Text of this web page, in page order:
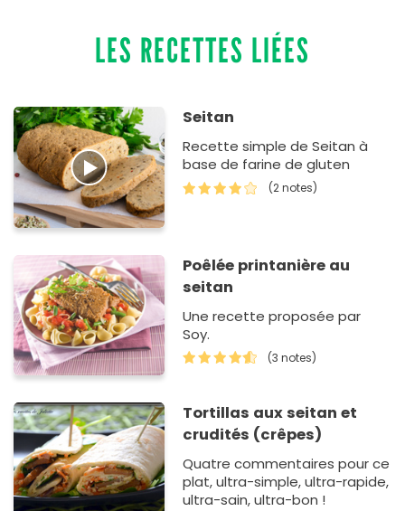
LES RECETTES LIÉES
Seitan
Recette simple de Seitan à
base de farine de gluten
(2 notes)
Poêlée printanière au
seitan
Une recette proposée par
Soy.
(3 notes)
Tortillas aux seitan et
crudités (crêpes)
Quatre commentaires pour ce
plat, ultra-simple, ultra-rapide,
ultra-sain, ultra-bon !